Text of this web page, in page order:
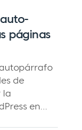
páginas
de
la
en...